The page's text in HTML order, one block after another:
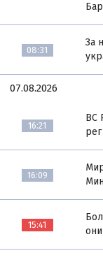
08:31
За
07.08.2026
16:21
ВС
16:09
15:41